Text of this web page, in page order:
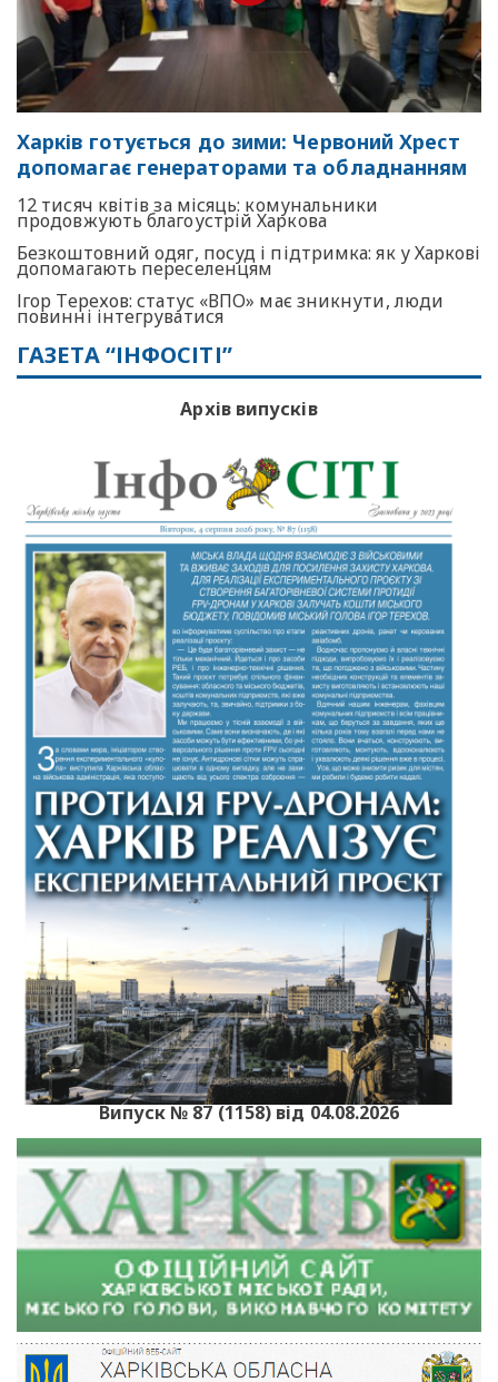
Харків готується до зими: Червоний Хрест
допомагає генераторами та обладнанням
12 тисяч квітів за місяць: комунальники
продовжують благоустрій Харкова
Безкоштовний одяг, посуд і підтримка: як у Харкові
допомагають переселенцям
Ігор Терехов: статус «ВПО» має зникнути, люди
повинні інтегруватися
ГАЗЕТА “ІНФОСІТІ”
Архів випусків
Випуск № 87 (1158) від 04.08.2026